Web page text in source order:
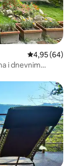
Prosječna
4,95 (64)
i dnevnim
gosti”